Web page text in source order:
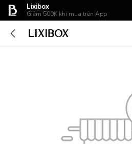
Lixibox
Giảm 500K khi mua trên App